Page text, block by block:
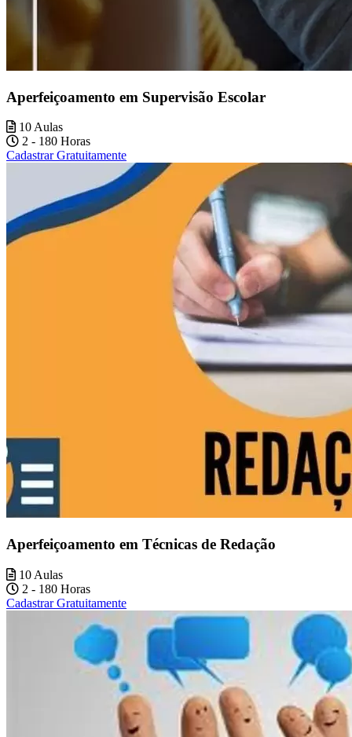
Aperfeiçoamento em Supervisão Escolar
10 Aulas
2 - 180 Horas
Cadastrar Gratuitamente
Aperfeiçoamento em Técnicas de Redação
10 Aulas
2 - 180 Horas
Cadastrar Gratuitamente